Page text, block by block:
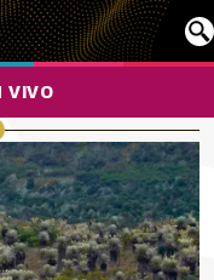
VIVO